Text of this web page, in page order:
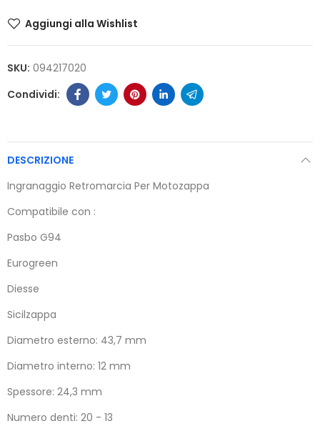
Aggiungi alla Wishlist
SKU: 094217020
DESCRIZIONE
Ingranaggio Retromarcia Per Motozappa
Compatibile con :
Pasbo G94
Eurogreen
Diesse
Sicilzappa
Diametro esterno: 43,7 mm
Diametro interno: 12 mm
Spessore: 24,3 mm
Numero denti: 20 - 13